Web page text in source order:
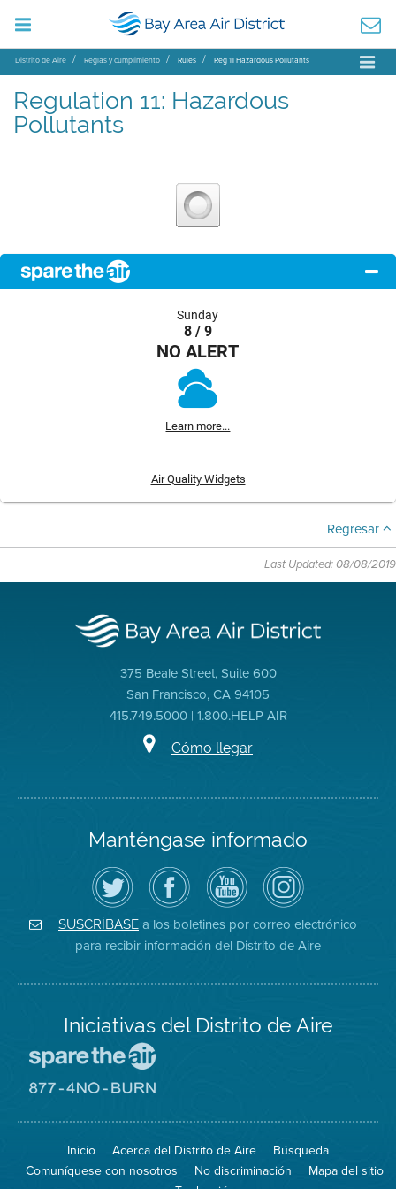
Distrito de Aire Reglas y cumplimiento Rules Reg 11 Hazardous Pollutants
Regulation 11: Hazardous
Pollutants
Sunday
8 / 9
NO ALERT
Learn more...
Air Quality Widgets
Regresar
Last Updated: 08/08/2019
375 Beale Street, Suite 600
San Francisco, CA 94105
415.749.5000 | 1.800.HELP AIR
Cómo llegar
Manténgase informado
Siga
el
Distrito
de
Aire
en
Twitter
Visite
la
página
de
Facebook
del
Distrito
Canal
de
YouTube
del
Distrito
de
Aire
Air
District
on
Instagram
SUSCRÍBASE a los boletines por correo electrónico
para recibir información del Distrito de Aire
Iniciativas del Distrito de Aire
Spare
Air
el
sitio
8774
Burn
Inicio Acerca del Distrito de Aire
Búsqueda
Comuníquese con nosotros
No discriminación
Mapa del sitio